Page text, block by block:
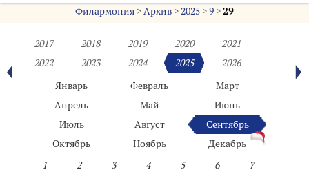
Филармония>Архив>2025>9>29
2017 2018 2019 2020
2021
2022
2023 2024 2025
2026
Январь
Февраль
Март
Апрель
Май
Июнь
Июль
Август
Сентябрь
Октябрь
Ноябрь
Декабрь
1
2 3 4 5 6
7